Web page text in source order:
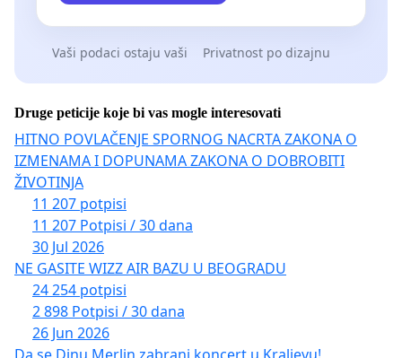
Vaši podaci ostaju vaši Privatnost po dizajnu
Druge peticije koje bi vas mogle interesovati
HITNO POVLAČENJE SPORNOG NACRTA ZAKONA O
IZMENAMA I DOPUNAMA ZAKONA O DOBROBITI
ŽIVOTINJA
11 207 potpisi
11 207 Potpisi / 30 dana
30 Jul 2026
NE GASITE WIZZ AIR BAZU U BEOGRADU
24 254 potpisi
2 898 Potpisi / 30 dana
26 Jun 2026